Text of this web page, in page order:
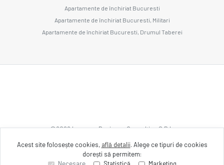
Apartamente de închiriat Bucuresti
Apartamente de închiriat Bucuresti, Militari
Apartamente de închiriat Bucuresti, Drumul Taberei
©2026Imozone Business Consulting S.R.L.
Site creat în
Acest site folosește cookies, află detalii. Alege ce tipuri de cookies
dorești să permitem: